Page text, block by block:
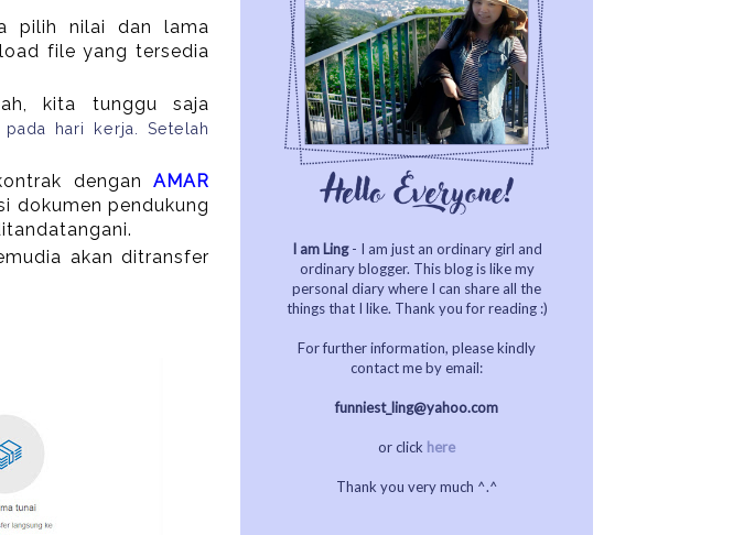
pilih nilai dan lama
file yang tersedia
kita tunggu saja
hari kerja. Setelah
dengan AMAR
dokumen pendukung
akan ditransfer
I am Ling- I am just an ordinary girl and
ordinary blogger. This blog is like my
personal diary where I can share all the
things that I like. Thank you for reading :)
For further information, please kindly
contact me by email:
funniest_ling@yahoo.com
or click here
Thank you very much ^.^